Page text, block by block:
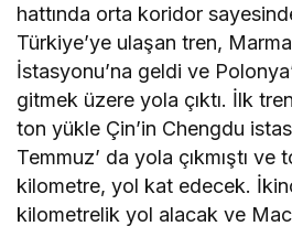
hattında orta koridor
Türkiye’ye ulaşan tren,
İstasyonu’na geldi ve
gitmek üzere yola çıktı. İlk
ton yükle Çin’in Chengdu
Temmuz’ da yola çıkmıştı
kilometre, yol kat edecek.
kilometrelik yol alacak ve